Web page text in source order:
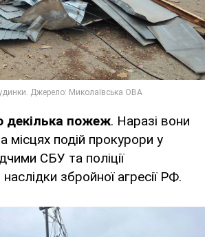
декілька пожеж. Наразі вони
місцях подій прокурори у
СБУ та поліції
збройної агресії РФ.